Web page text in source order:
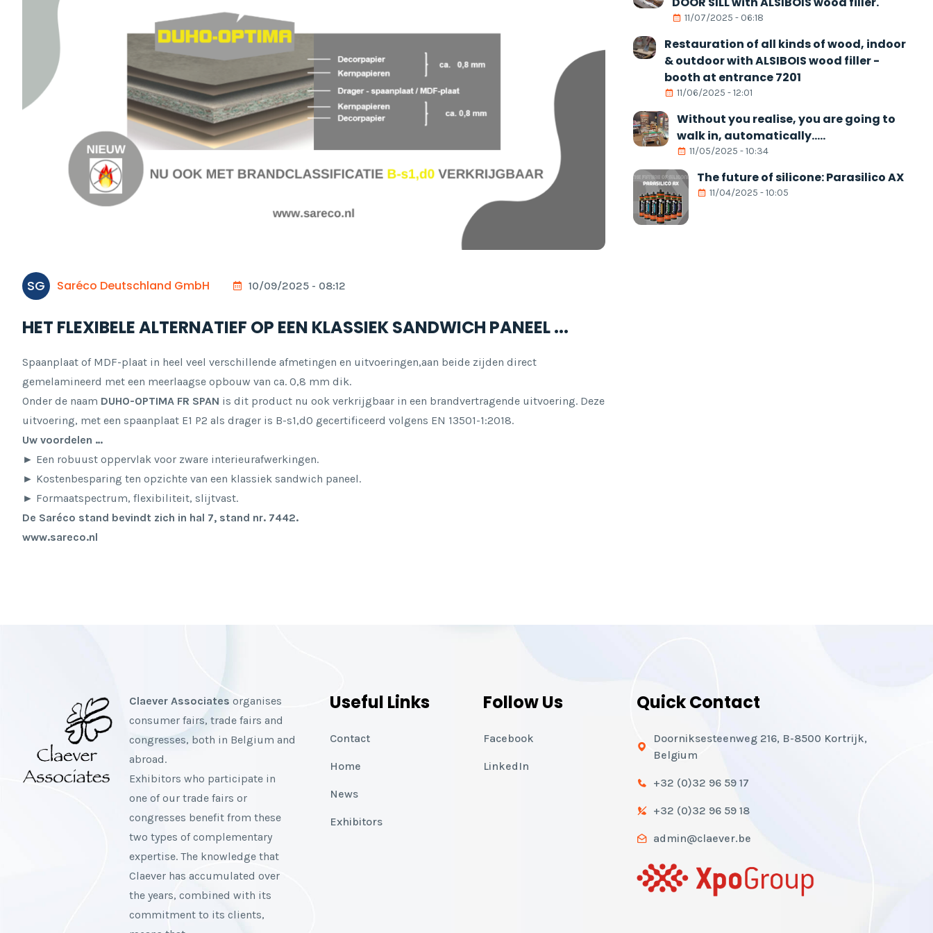
SG Saréco Deutschland GmbH 10/09/2025 - 08:12
HET FLEXIBELE ALTERNATIEF OP EEN KLASSIEK SANDWICH PANEEL ...
Spaanplaat of MDF-plaat in heel veel verschillende afmetingen en uitvoeringen,aan beide zijden direct
gemelamineerd met een meerlaagse opbouw van ca. 0,8 mm dik.
Onder de naam DUHO-OPTIMA FR SPAN is dit product nu ook verkrijgbaar in een brandvertragende uitvoering. Deze
uitvoering, met een spaanplaat E1 P2 als drager is B-s1,d0 gecertificeerd volgens EN 13501-1:2018.
Uw voordelen …
► Een robuust oppervlak voor zware interieurafwerkingen.
► Kostenbesparing ten opzichte van een klassiek sandwich paneel.
► Formaatspectrum, flexibiliteit, slijtvast.
De Saréco stand bevindt zich in hal 7, stand nr. 7442.
www.sareco.nl
11/07/2025 - 06:18
Restauration of all kinds of wood, indoor
& outdoor with ALSIBOIS wood filler -
booth at entrance 7201
11/06/2025 - 12:01
Without you realise, you are going to
walk in, automatically.....
11/05/2025 - 10:34
The future of silicone: Parasilico AX
11/04/2025 - 10:05
Claever Associates organises
consumer fairs, trade fairs and
congresses, both in Belgium and
abroad.
Exhibitors who participate in
one of our trade fairs or
congresses benefit from these
two types of complementary
expertise. The knowledge that
Claever has accumulated over
the years, combined with its
commitment to its clients,
Useful Links
Contact
Home
News
Exhibitors
Follow Us
Facebook
LinkedIn
Quick Contact
Doorniksesteenweg 216, B-8500 Kortrijk,
Belgium
+32 (0)32 96 59 17
+32 (0)32 96 59 18
admin@claever.be